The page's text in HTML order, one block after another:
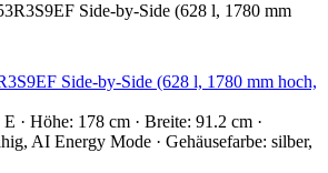
Side-by-Side (628 l, 1780 mm hoch,
· Höhe: 178 cm · Breite: 91.2 cm ·
AI Energy Mode · Gehäusefarbe: silber,